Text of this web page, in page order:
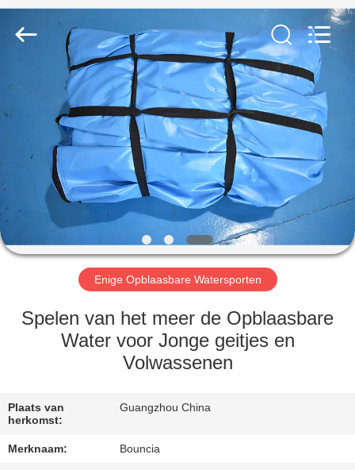
HUIS
PRODUCTEN
VIDEO'S
ONGEVEER
ONS
FABRIEKSREIS
KWALITEITSCONTROLE
CONTACTEER
Bouncia
Inflatables
Factory.
Enige Opblaasbare Watersporten
Spelen van het meer de Opblaasbare
Water voor Jonge geitjes en
Volwassenen
Plaats van
herkomst:
Guangzhou China
Merknaam: Bouncia